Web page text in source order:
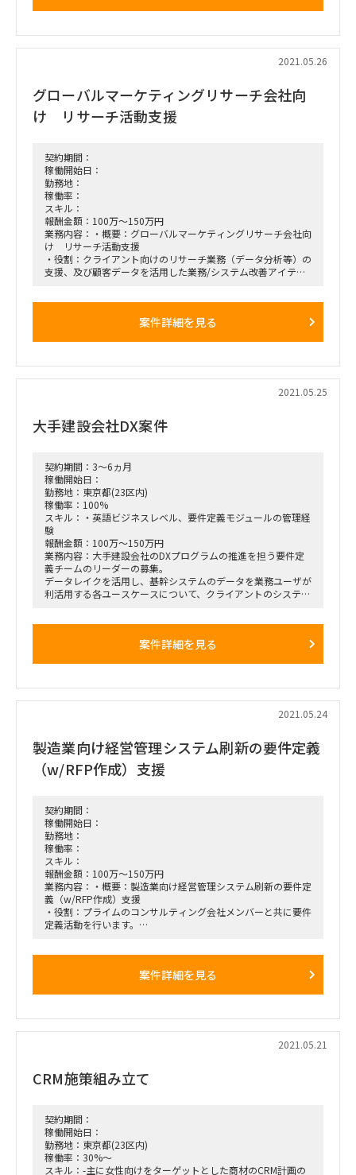
今回は、２つの企画におけるPoCの推進リーダーを募集。2021.05.26
グローバルマーケティングリサーチ会社向
け リサーチ活動支援
契約期間：
稼働開始日：
勤務地：
稼働率：
スキル：
報酬金額：100万～150万円
業務内容：・概要：グローバルマーケティングリサーチ会社向
け リサーチ活動支援
・役割：クライアント向けのリサーチ業務（データ分析等）の
支援、及び顧客データを活用した業務/システム改善アイテム
・期間：6月中旬～まずは3か月
案件詳細を見る
2021.05.25
大手建設会社DX案件
契約期間：3～6ヵ月
稼働開始日：
勤務地：東京都(23区内)
稼働率：100%
スキル：・英語ビジネスレベル、要件定義モジュールの管理経
験
報酬金額：100万～150万円
業務内容：大手建設会社のDXプログラムの推進を担う要件定
義チームのリーダーの募集。
データレイクを活用し、基幹システムのデータを業務ユーザが
利活用する各ユースケースについて、クライアントのシステム
また、ベンダ側のProduct Mangerとして、クライアントに対
■場所：リモートメイン、月に数回だけクライアント先へ出社
案件詳細を見る
2021.05.24
製造業向け経営管理システム刷新の要件定義
（w/RFP作成）支援
契約期間：
稼働開始日：
勤務地：
稼働率：
スキル：
報酬金額：100万～150万円
業務内容：・概要：製造業向け経営管理システム刷新の要件定
義（w/RFP作成）支援
・役割：プライムのコンサルティング会社メンバーと共に要件
定義活動を行います。
るベンダー選定を行います。
・その他：業務/ITコンサルティング経験、基幹システムが
SAPなのでSAPプロジェクト経験などがあると良いです。
案件詳細を見る
2021.05.21
CRM施策組み立て
契約期間：
稼働開始日：
勤務地：東京都(23区内)
稼働率：30%～
スキル：-主に女性向けをターゲットとした商材のCRM計画の